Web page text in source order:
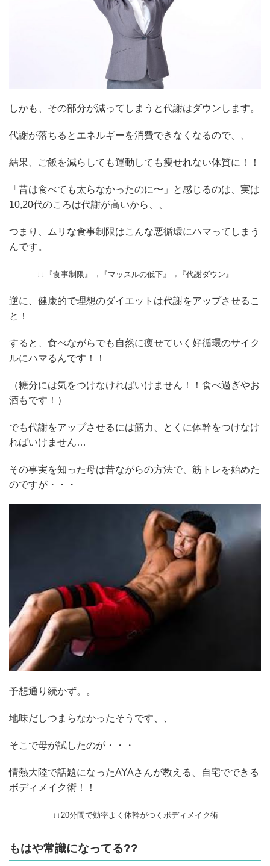
しかも、その部分が減ってしまうと代謝はダウンします。
代謝が落ちるとエネルギーを消費できなくなるので、、
結果、ご飯を減らしても運動しても痩せれない体質に！！
「昔は食べても太らなかったのに〜」と感じるのは、実は
10,20代のころは代謝が高いから、、
つまり、ムリな食事制限はこんな悪循環にハマってしまう
んです。
↓↓『食事制限』→『マッスルの低下』→『代謝ダウン』
逆に、健康的で理想のダイエットは代謝をアップさせるこ
と！
すると、食べながらでも自然に痩せていく好循環のサイク
ルにハマるんです！！
（糖分には気をつけなければいけません！！食べ過ぎやお
酒もです！）
でも代謝をアップさせるには筋力、とくに体幹をつけなけ
ればいけません…
その事実を知った母は昔ながらの方法で、筋トレを始めた
のですが・・・
予想通り続かず。。
地味だしつまらなかったそうです、、
そこで母が試したのが・・・
情熱大陸で話題になったAYAさんが教える、自宅でできる
ボディメイク術！！
↓↓20分間で効率よく体幹がつくボディメイク術
もはや常識になってる??